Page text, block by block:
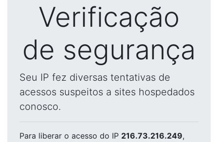
Verificação
de segurança
Seu IP fez diversas tentativas de
acessos suspeitos a sites hospedados
conosco.
Para liberar o acesso do IP 216.73.216.249,